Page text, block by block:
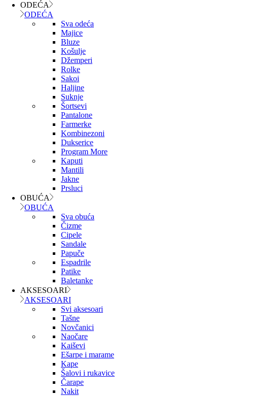
ODEĆA
ODEĆA
Sva odeća
Majice
Bluze
Košulje
Džemperi
Rolke
Sakoi
Haljine
Suknje
Šortsevi
Pantalone
Farmerke
Kombinezoni
Dukserice
Program More
Kaputi
Mantili
Jakne
Prsluci
OBUĆA
OBUĆA
Sva obuća
Čizme
Cipele
Sandale
Papuče
Espadrile
Patike
Baletanke
AKSESOARI
AKSESOARI
Svi aksesoari
Tašne
Novčanici
Naočare
Kaiševi
Ešarpe i marame
Kape
Šalovi i rukavice
Čarape
Nakit